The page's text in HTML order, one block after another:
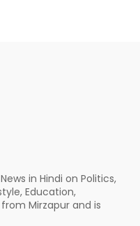
in Hindi on Politics,
Education,
Mirzapur and is